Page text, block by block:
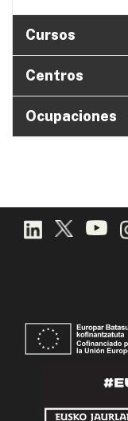
Cursos
Centros
Ocupaciones